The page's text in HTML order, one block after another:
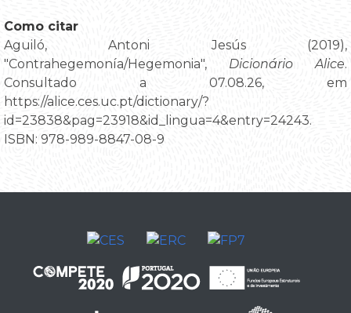
Como citar
Aguiló, Antoni Jesús (2019),
"Contrahegemonía/Hegemonia", Dicionário Alice.
Consultado a 07.08.26, em
https://alice.ces.uc.pt/dictionary/?
id=23838&pag=23918&id_lingua=4&entry=24243.
ISBN: 978-989-8847-08-9